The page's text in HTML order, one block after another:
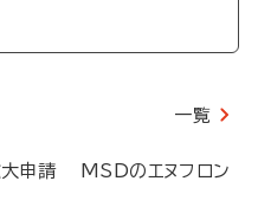
一覧
大申請 MSDのエヌフロン